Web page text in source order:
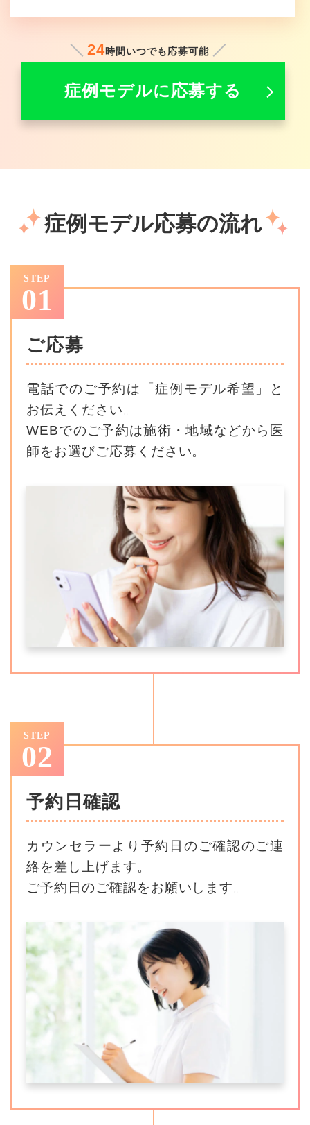
24時間いつでも応募可能
症例モデルに応募する
症例モデル応募の流れ
STEP
01
ご応募
電話でのご予約は「症例モデル希望」と
お伝えください。
WEBでのご予約は施術・地域などから医
師をお選びご応募ください。
STEP
02
予約日確認
カウンセラーより予約日のご確認のご連
絡を差し上げます。
ご予約日のご確認をお願いします。